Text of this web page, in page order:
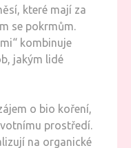
které mají za
se pokrmům.
kombinuje
jakým lidé
o bio koření,
prostředí.
na organické